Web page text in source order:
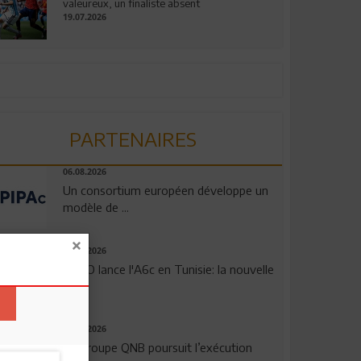
valeureux, un finaliste absent
19.07.2026
PARTENAIRES
06.08.2026
Un consortium européen développe un
modèle de ...
04.08.2026
OPPO lance l'A6c en Tunisie: la nouvelle
...
29.07.2026
Le Groupe QNB poursuit l’exécution